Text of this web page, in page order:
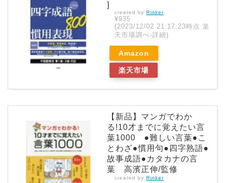
]
created by Rinker
¥935
(2023/12/02 21:17:23時点 楽
天市場調べ-詳細)
Amazon
楽天市場
【新品】マンガでわか
る!10才までに覚えたい言
葉1000 ●難しい言葉●こ
とわざ●慣用句●四字熟語●
故事成語●カタカナの言
葉 高濱正伸/監修
created by Rinker